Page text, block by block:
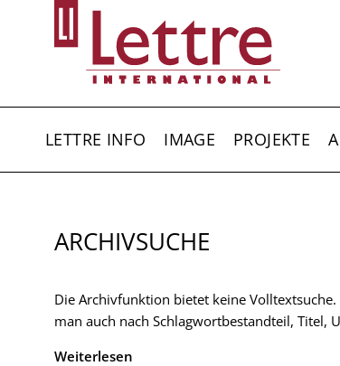
LETTRE INFO IMAGE PROJEKTE
ARCHIVSUCHE
Die Archivfunktion bietet keine
man auch nach Schlagwortbestandteil, Titel,
Weiterlesen